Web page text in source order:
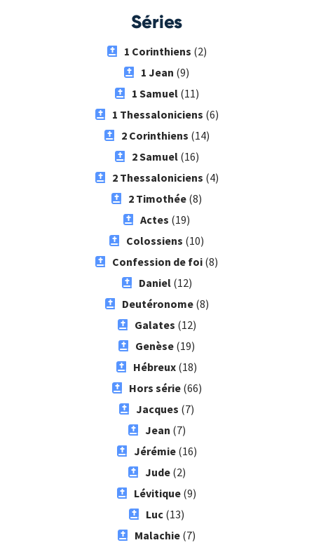
Séries
1 Corinthiens (2)
1 Jean (9)
1 Samuel(11)
1 Thessaloniciens (6)
2 Corinthiens (14)
2 Samuel(16)
2 Thessaloniciens (4)
2 Timothée (8)
Actes (19)
Colossiens (10)
Confession de foi (8)
Daniel(12)
Deutéronome(8)
Galates (12)
Genèse (19)
Hébreux (18)
Hors série(66)
Jacques (7)
Jean (7)
Jérémie(16)
Jude(2)
Lévitique (9)
Luc (13)
Malachie (7)